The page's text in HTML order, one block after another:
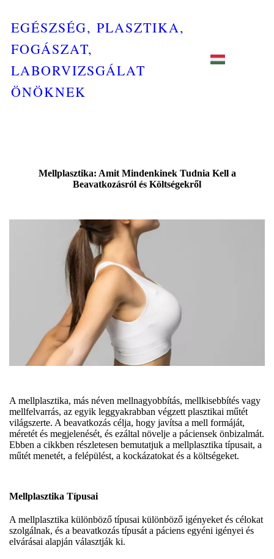
EGÉSZSÉG, PLASZTIKA,
FOGÁSZAT,
LABORVIZSGÁLAT
ÖNÖKNEK
Mellplasztika: Amit Mindenkinek Tudnia Kell a
Beavatkozásról és Költségekről
A mellplasztika, más néven mellnagyobbítás, mellkisebbítés vagy
mellfelvarrás, az egyik leggyakrabban végzett plasztikai műtét
világszerte. A beavatkozás célja, hogy javítsa a mell formáját,
méretét és megjelenését, és ezáltal növelje a páciensek önbizalmát.
Ebben a cikkben részletesen bemutatjuk a mellplasztika típusait, a
műtét menetét, a felépülést, a kockázatokat és a költségeket.
Mellplasztika Típusai
A mellplasztika különböző típusai különböző igényeket és célokat
szolgálnak, és a beavatkozás típusát a páciens egyéni igényei és
elvárásai alapján választják ki.